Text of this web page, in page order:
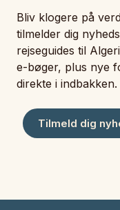
Bliv klogere på
tilmelder dig
rejseguides til
e-bøger, plus nye
direkte i indbakken.
Tilmeld dig